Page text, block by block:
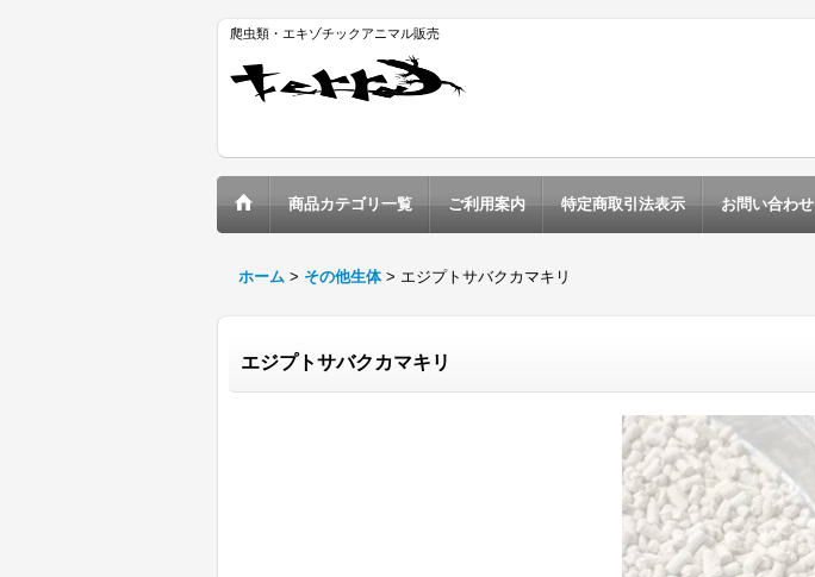
爬虫類・エキゾチックアニマル販売
商品カテゴリ一覧 ご利用案内 特定商取引法表示 お問い合わせ
ホーム > その他生体 > エジプトサバクカマキリ
エジプトサバクカマキリ